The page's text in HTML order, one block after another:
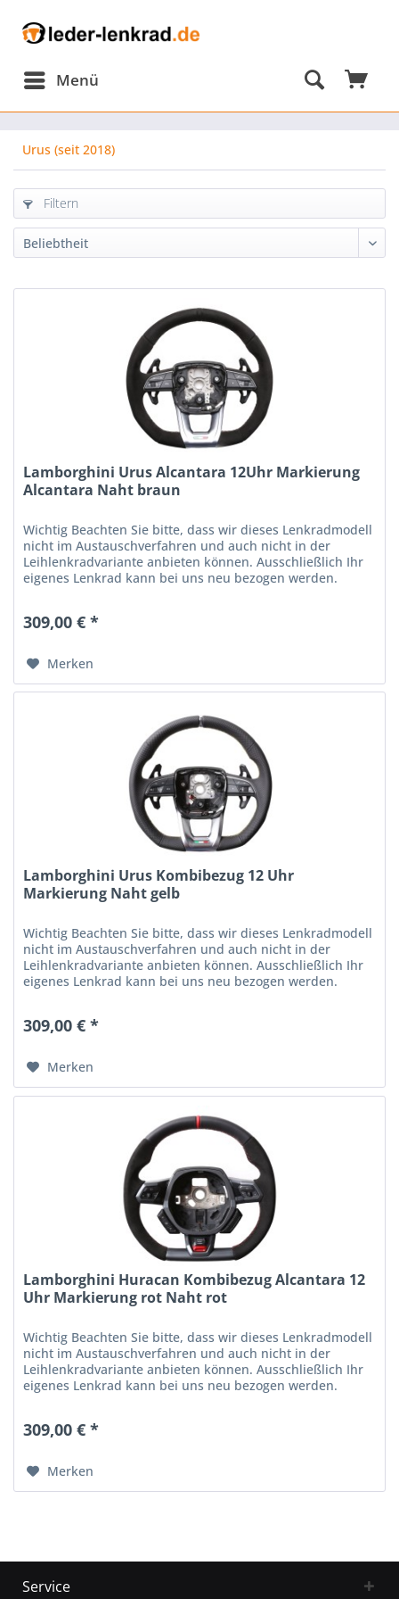
Menü
Urus (seit 2018)
Filtern
Lamborghini Urus Alcantara 12Uhr Markierung
Alcantara Naht braun
Wichtig Beachten Sie bitte, dass wir dieses Lenkradmodell
nicht im Austauschverfahren und auch nicht in der
Leihlenkradvariante anbieten können. Ausschließlich Ihr
eigenes Lenkrad kann bei uns neu bezogen werden.
309,00 € *
Merken
Lamborghini Urus Kombibezug 12 Uhr
Markierung Naht gelb
Wichtig Beachten Sie bitte, dass wir dieses Lenkradmodell
nicht im Austauschverfahren und auch nicht in der
Leihlenkradvariante anbieten können. Ausschließlich Ihr
eigenes Lenkrad kann bei uns neu bezogen werden.
309,00 € *
Merken
Lamborghini Huracan Kombibezug Alcantara 12
Uhr Markierung rot Naht rot
Wichtig Beachten Sie bitte, dass wir dieses Lenkradmodell
nicht im Austauschverfahren und auch nicht in der
Leihlenkradvariante anbieten können. Ausschließlich Ihr
eigenes Lenkrad kann bei uns neu bezogen werden.
309,00 € *
Merken
Service